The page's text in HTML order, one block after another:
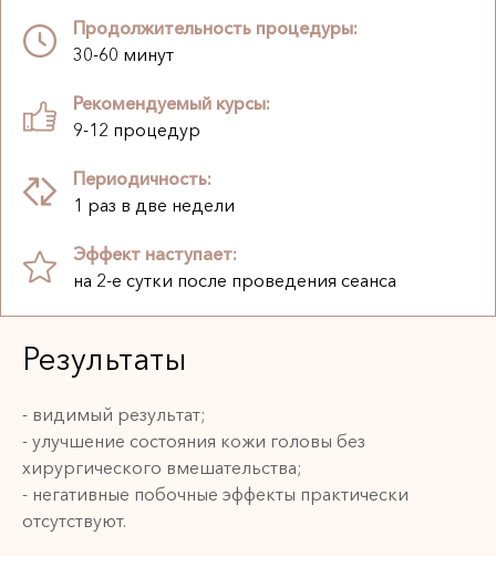
Продолжительность процедуры:
30-60 минут
Рекомендуемый курсы:
9-12 процедур
Периодичность:
1 раз в две недели
Эффект наступает:
на 2-е сутки после проведения сеанса
Результаты
- видимый результат;
- улучшение состояния кожи головы без
хирургического вмешательства;
- негативные побочные эффекты практически
отсутствуют.